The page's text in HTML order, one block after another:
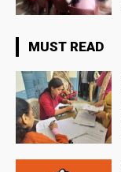
MUST READ